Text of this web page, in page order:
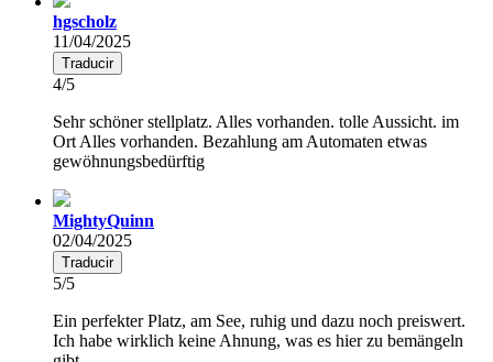
hgscholz
11/04/2025
Traducir
4/5
Sehr schöner stellplatz. Alles vorhanden. tolle Aussicht. im
Ort Alles vorhanden. Bezahlung am Automaten etwas
gewöhnungsbedürftig
MightyQuinn
02/04/2025
Traducir
5/5
Ein perfekter Platz, am See, ruhig und dazu noch preiswert.
Ich habe wirklich keine Ahnung, was es hier zu bemängeln